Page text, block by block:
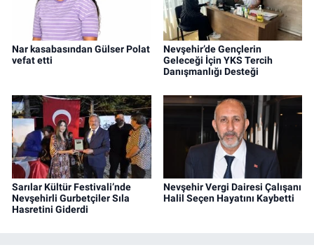
Nar kasabasından Gülser Polat
vefat etti
Nevşehir’de Gençlerin
Geleceği İçin YKS Tercih
Danışmanlığı Desteği
Sarılar Kültür Festivali’nde
Nevşehirli Gurbetçiler Sıla
Hasretini Giderdi
Nevşehir Vergi Dairesi Çalışanı
Halil Seçen Hayatını Kaybetti